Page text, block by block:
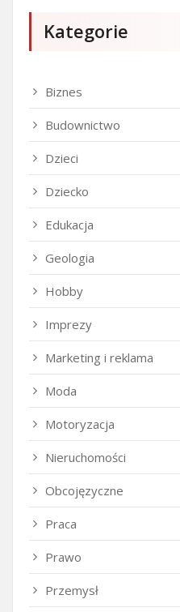
Kategorie
Biznes
Budownictwo
Dzieci
Dziecko
Edukacja
Geologia
Hobby
Imprezy
Marketing i reklama
Moda
Motoryzacja
Nieruchomości
Obcojęzyczne
Praca
Prawo
Przemysł